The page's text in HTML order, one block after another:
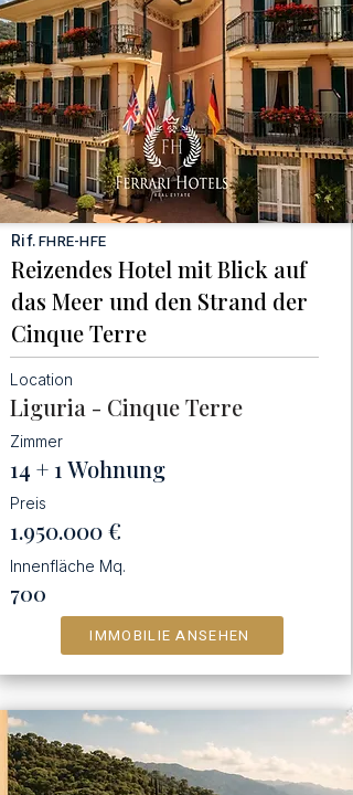
Rif.FHRE-HFE
Reizendes Hotel mit Blick auf
das Meer und den Strand der
Cinque Terre
Location
Liguria - Cinque Terre
Zimmer
14 + 1 Wohnung
Preis
1.950.000€
Innenfläche Mq.
700
IMMOBILIE ANSEHEN